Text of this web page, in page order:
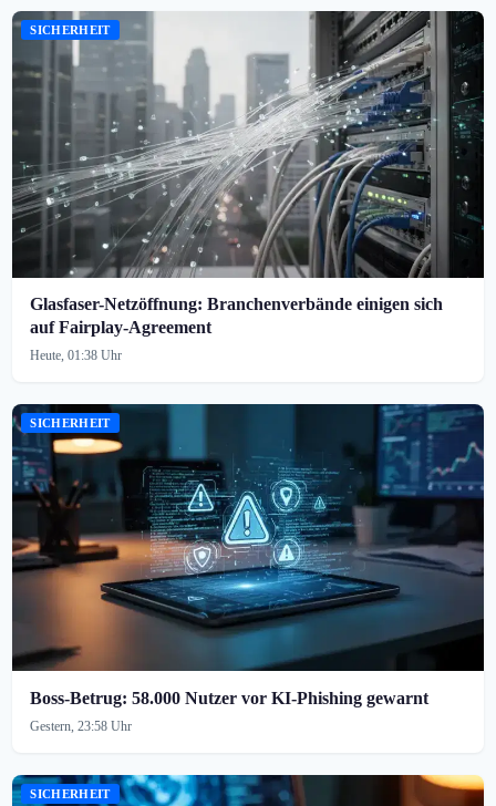
SICHERHEIT
Glasfaser-Netzöffnung: Branchenverbände einigen sich
auf Fairplay-Agreement
Heute, 01:38 Uhr
SICHERHEIT
Boss-Betrug: 58.000 Nutzer vor KI-Phishing gewarnt
Gestern, 23:58 Uhr
SICHERHEIT